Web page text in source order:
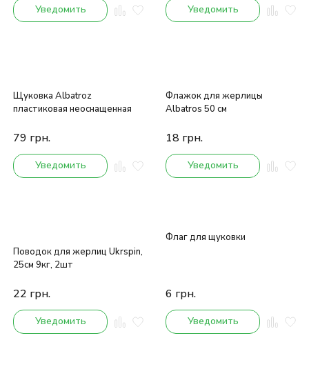
Уведомить Уведомить
Щуковка Albatroz
пластиковая неоснащенная
79 грн.
Уведомить
Флажок для жерлицы
Albatros 50 см
18 грн.
Уведомить
Поводок для жерлиц Ukrspin,
25см 9кг, 2шт
22 грн.
Уведомить
Флаг для щуковки
6 грн.
Уведомить